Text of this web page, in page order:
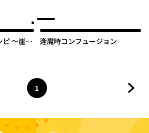
ピ ～崖っ
逢魔時コンフュージョン
ページ
1
へ